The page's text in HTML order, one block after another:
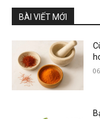
BÀI VIẾT MỚI